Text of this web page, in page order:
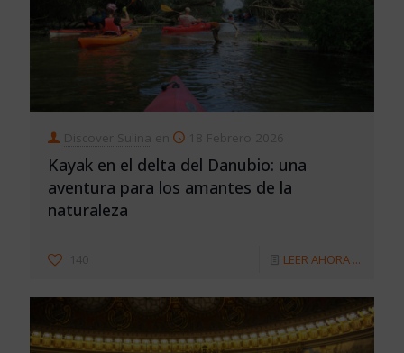
Discover Sulina en 18 Febrero 2026
Kayak en el delta del Danubio: una
aventura para los amantes de la
naturaleza
140 LEER AHORA ...